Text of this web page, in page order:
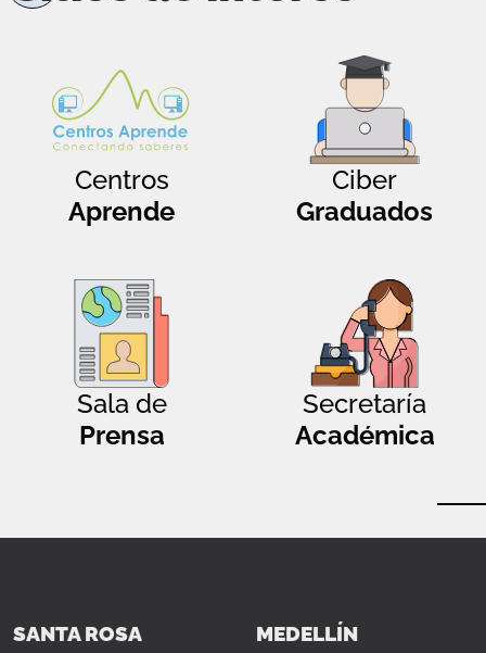
Centros
Aprende
Ciber
Graduados
Sala de
Prensa
Secretaría
Académica
SANTA ROSA MEDELLÍN